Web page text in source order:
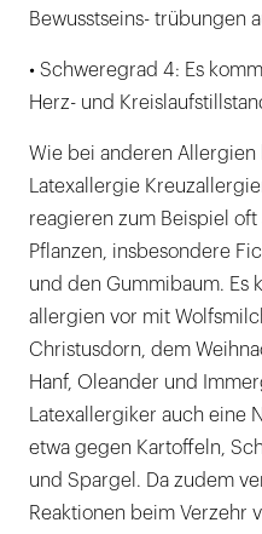
Bewusstseins- trübungen
• Schweregrad 4: Es
Herz- und
Wie bei anderen Allergien
Latexallergie
reagieren zum Beispiel
Pflanzen, insbesondere
und den Gummibaum. Es
allergien vor mit
Christusdorn, dem
Hanf, Oleander und
Latexallergiker auch eine
etwa gegen Kartoffeln,
und Spargel. Da zudem
Reaktionen beim Verzehr